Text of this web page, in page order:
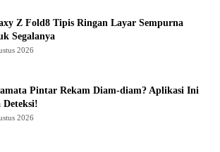
Z Fold8 Tipis Ringan Layar Sempurna
Segalanya
2026
Pintar Rekam Diam-diam? Aplikasi Ini
Deteksi!
2026